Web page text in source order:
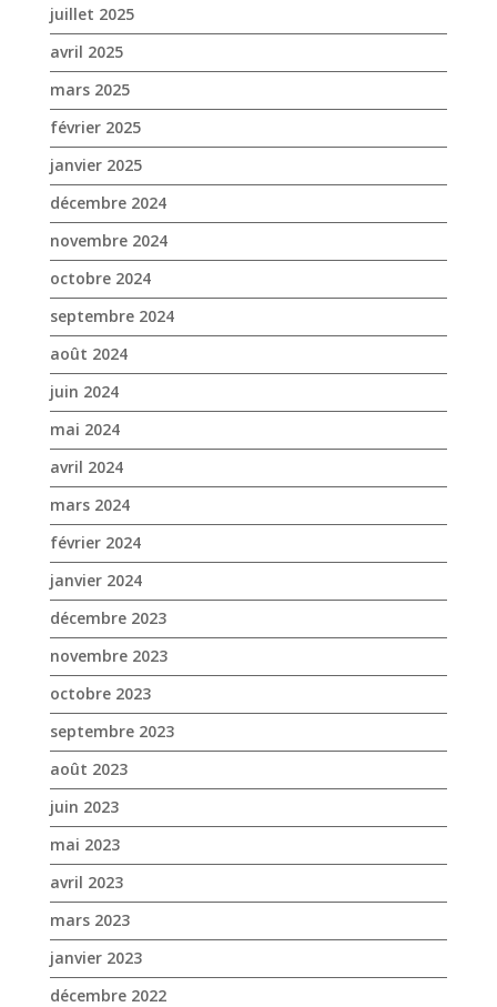
juillet 2025
avril 2025
mars 2025
février 2025
janvier 2025
décembre 2024
novembre 2024
octobre 2024
septembre 2024
août 2024
juin 2024
mai 2024
avril 2024
mars 2024
février 2024
janvier 2024
décembre 2023
novembre 2023
octobre 2023
septembre 2023
août 2023
juin 2023
mai 2023
avril 2023
mars 2023
janvier 2023
décembre 2022